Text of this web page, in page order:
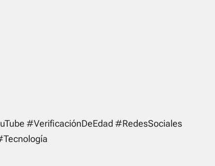
#VerificaciónDeEdad #RedesSociales